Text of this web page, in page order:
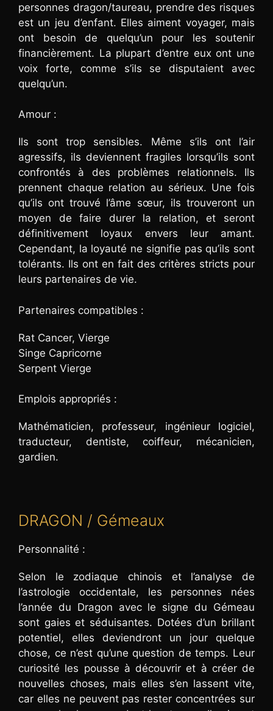
personnes dragon/taureau, prendre des risques
est un jeu d’enfant. Elles aiment voyager, mais
ont besoin de quelqu’un pour les soutenir
financièrement. La plupart d’entre eux ont une
voix forte, comme s’ils se disputaient avec
quelqu’un.
Amour :
Ils sont trop sensibles. Même s’ils ont l’air
agressifs, ils deviennent fragiles lorsqu’ils sont
confrontés à des problèmes relationnels. Ils
prennent chaque relation au sérieux. Une fois
qu’ils ont trouvé l’âme sœur, ils trouveront un
moyen de faire durer la relation, et seront
définitivement loyaux envers leur amant.
Cependant, la loyauté ne signifie pas qu’ils sont
tolérants. Ils ont en fait des critères stricts pour
leurs partenaires de vie.
Partenaires compatibles :
Rat Cancer, Vierge
Singe Capricorne
Serpent Vierge
Emplois appropriés :
Mathématicien, professeur, ingénieur logiciel,
traducteur, dentiste, coiffeur, mécanicien,
gardien.
DRAGON / Gémeaux
Personnalité :
Selon le zodiaque chinois et l’analyse de
l’astrologie occidentale, les personnes nées
l’année du Dragon avec le signe du Gémeau
sont gaies et séduisantes. Dotées d’un brillant
potentiel, elles deviendront un jour quelque
chose, ce n’est qu’une question de temps. Leur
curiosité les pousse à découvrir et à créer de
nouvelles choses, mais elles s’en lassent vite,
car elles ne peuvent pas rester concentrées sur